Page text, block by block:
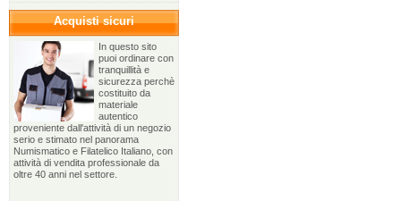
Acquisti sicuri
In questo sito
puoi ordinare con
tranquillità e
sicurezza perchè
costituito da
materiale
autentico
proveniente dall'attività di un negozio
serio e stimato nel panorama
Numismatico e Filatelico Italiano, con
attività di vendita professionale da
oltre 40 anni nel settore.